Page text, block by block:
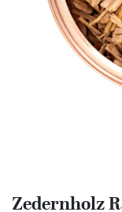
Zedernholz